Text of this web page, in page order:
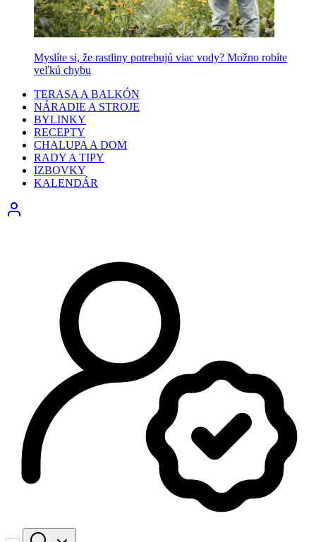
Myslíte si, že rastliny potrebujú viac vody? Možno robíte
veľkú chybu
TERASA A BALKÓN
NÁRADIE A STROJE
BYLINKY
RECEPTY
CHALUPA A DOM
RADY A TIPY
IZBOVKY
KALENDÁR